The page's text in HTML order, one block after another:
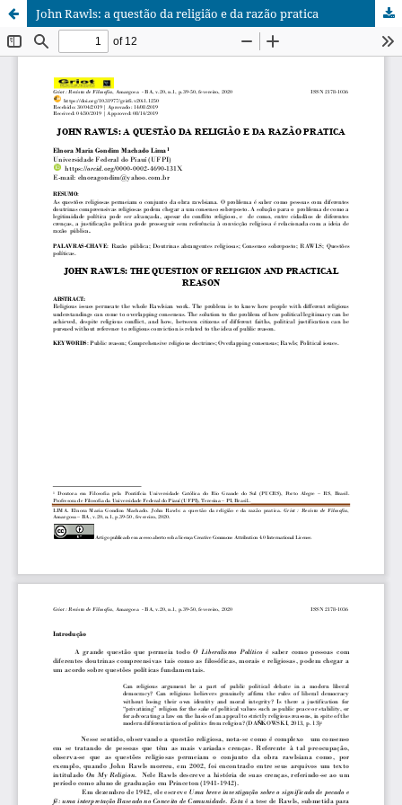
John Rawls: a questão da religião e da razão pratica